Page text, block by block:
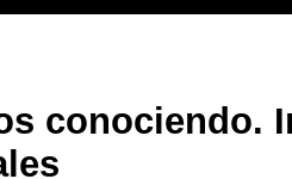
conociendo.